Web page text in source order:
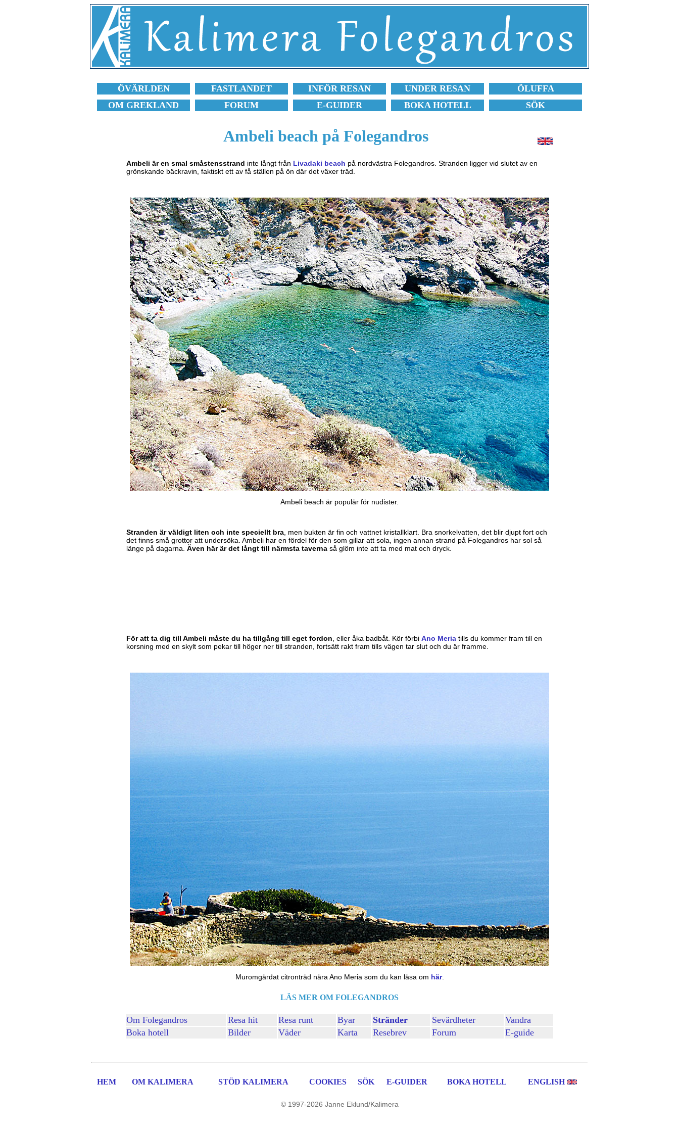
ÖVÄRLDEN FASTLANDET INFÖR RESAN UNDER RESAN
ÖLUFFA
OM GREKLAND
FORUM E-GUIDER BOKA HOTELL SÖK
Ambeli beach på Folegandros
Ambeli är en smal småstensstrand inte långt från Livadaki beach på nordvästra Folegandros. Stranden ligger vid slutet av en
grönskande bäckravin, faktiskt ett av få ställen på ön där det växer träd.
Ambeli beach är populär för nudister.
Stranden är väldigt liten och inte speciellt bra , men bukten är fin och vattnet kristallklart. Bra snorkelvatten, det blir djupt fort och
det finns små grottor att undersöka. Ambeli har en fördel för den som gillar att sola, ingen annan strand på Folegandros har sol så
länge på dagarna. Även här är det långt till närmsta taverna så glöm inte att ta med mat och dryck.
För att ta dig till Ambeli måste du ha tillgång till eget fordon , eller åka badbåt. Kör förbi Ano Meria tills du kommer fram till en
korsning med en skylt som pekar till höger ner till stranden, fortsätt rakt fram tills vägen tar slut och du är framme.
Muromgärdat citronträd nära Ano Meria som du kan läsa om här.
LÄS MER OM FOLEGANDROS
Om Folegandros Resa hit Resa runt Byar Stränder Sevärdheter
Vandra
Boka hotell
Bilder Väder Karta Resebrev Forum E-guide
HEM OM KALIMERA STÖD KALIMERA COOKIES SÖK E-GUIDER BOKA HOTELL ENGLISH
© 1997-2026 Janne Eklund/Kalimera